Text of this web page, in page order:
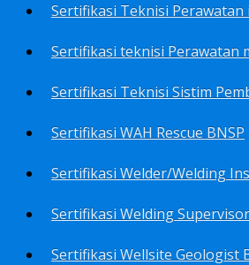
Sertifikasi WAH Rescue BNSP
Sertifikasi Welder/Welding
Sertifikasi Welding
Sertifikasi Wellsite Geologist